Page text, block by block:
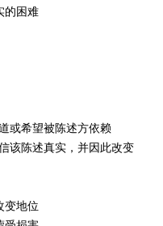
的困难
或希望被陈述方依赖
该陈述真实，并因此改变
变地位